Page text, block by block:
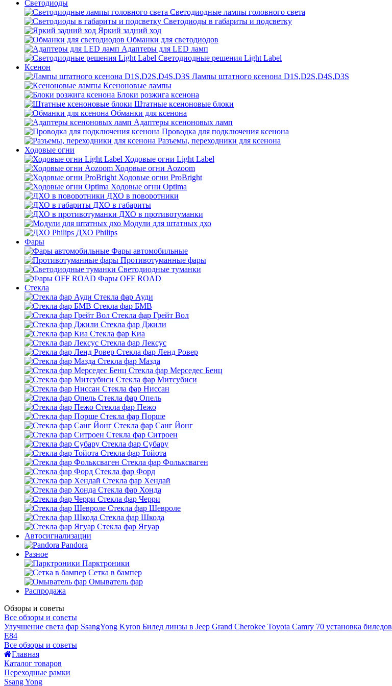
Светодиоды
Светодиодные лампы головного света
Светодиоды в габариты и подсветку
Яркий задний ход
Обманки для светодиодов
Адаптеры для LED ламп
Светодиодные решения Light Label
Ксенон
Лампы штатного ксенона D1S,D2S,D4S,D3S
Ксеноновые лампы
Блоки розжига ксенона
Штатные ксеноновые блоки
Обманки для ксенона
Адаптеры ксеноновых ламп
Проводка для подключения ксенона
Разъемы, переходники для ксенона
Ходовые огни
Ходовые огни Light Label
Ходовые огни Aozoom
Ходовые огни ProBright
Ходовые огни Optima
ДХО в поворотники
ДХО в габариты
ДХО в противотуманки
Модули для штатных дхо
ДХО Philips
Фары
Фары автомобильные
Противотуманные фары
Светодиодные туманки
Фары OFF ROAD
Стекла
Стекла фар Ауди
Стекла фар БМВ
Стекла фар Грейт Вол
Стекла фар Джили
Стекла фар Киа
Стекла фар Лексус
Стекла фар Ленд Ровер
Стекла фар Мазда
Стекла фар Мерседес Бенц
Стекла фар Митсубиси
Стекла фар Ниссан
Стекла фар Опель
Стекла фар Пежо
Стекла фар Порше
Стекла фар Санг Йонг
Стекла фар Ситроен
Стекла фар Субару
Стекла фар Тойота
Стекла фар Фольксваген
Стекла фар Форд
Стекла фар Хендай
Стекла фар Хонда
Стекла фар Черри
Стекла фар Шевроле
Стекла фар Шкода
Стекла фар Ягуар
Автосигнализации
Pandora
Разное
Парктроники
Сетка в бампер
Омыватель фар
Распродажа
Обзоры и советы
Все обзоры и советы
Улучшение света фар SsangYong Kyron Билед линзы в Jeep Grand Cherokee Toyota Camry 70 установка биледов
E84
Все обзоры и советы
Главная
Каталог товаров
Переходные рамки
Ssang Yong